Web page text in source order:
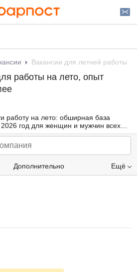
Вакансии для летней работы
работы на лето, опыт
работу на лето: обширная база
2026 год для женщин и мужчин всех
и кадровых агентств.
фильтрацией по профессиональным
занятости и другим параметрам или
— так намного проще найти то,
Ещё
Дополнительно